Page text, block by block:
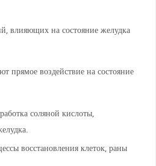
влияющих на состояние желудка
прямое воздействие на состояние
соляной кислоты,
восстановления клеток, раны